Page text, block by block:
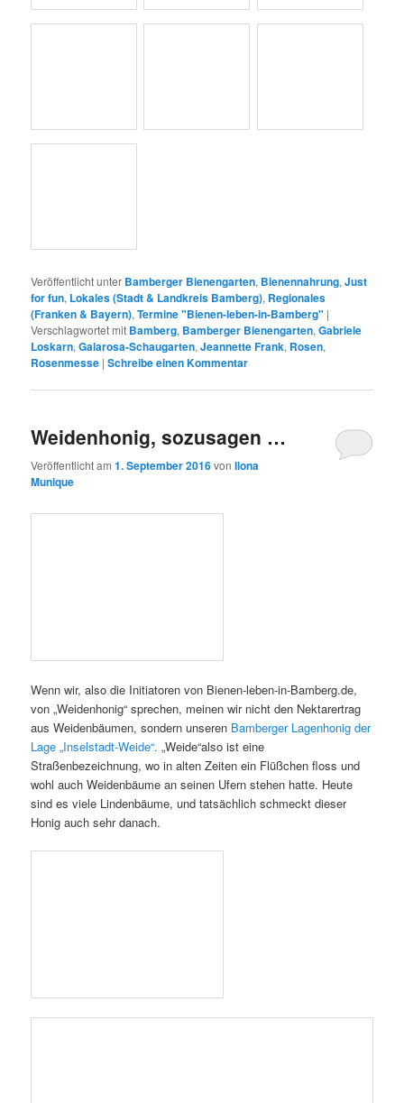
Veröffentlicht unterBamberger Bienengarten,Bienennahrung,Just
for fun,Lokales (Stadt & Landkreis Bamberg),Regionales
(Franken & Bayern),Termine "Bienen-leben-in-Bamberg"
Weidenhonig, sozusagen …
Veröffentlicht am1. September 2016von
Wenn wir, also die Initiatoren von Bienen-leben-in-Bamberg.de,
von „Weidenhonig“ sprechen, meinen wir nicht den Nektarertrag
aus Weidenbäumen, sondern unseren Bamberger Lagenhonig der
Lage „Inselstadt-Weide“.
„Weide“also ist eine
Straßenbezeichnung, wo in alten Zeiten ein Flüßchen floss und
wohl auch Weidenbäume an seinen Ufern stehen hatte. Heute
sind es viele Lindenbäume, und tatsächlich schmeckt dieser